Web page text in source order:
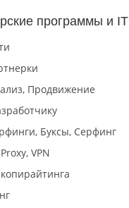
программы и IT
Продвижение
Буксы, Серфинг
VPN